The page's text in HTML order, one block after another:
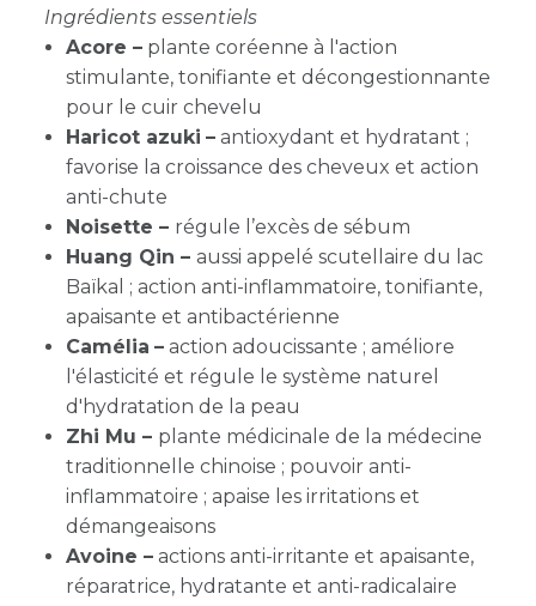
Ingrédients essentiels
Acore – plante coréenne à l'action
stimulante, tonifiante et décongestionnante
pour le cuir chevelu
Haricot azuki – antioxydant et hydratant ;
favorise la croissance des cheveux et action
anti-chute
Noisette – régule l’excès de sébum
Huang Qin – aussi appelé scutellaire du lac
Baïkal ; action anti-inflammatoire, tonifiante,
apaisante et antibactérienne
Camélia – action adoucissante ; améliore
l'élasticité et régule le système naturel
d'hydratation de la peau
Zhi Mu – plante médicinale de la médecine
traditionnelle chinoise ; pouvoir anti-
inflammatoire ; apaise les irritations et
démangeaisons
Avoine – actions anti-irritante et apaisante,
réparatrice, hydratante et anti-radicalaire